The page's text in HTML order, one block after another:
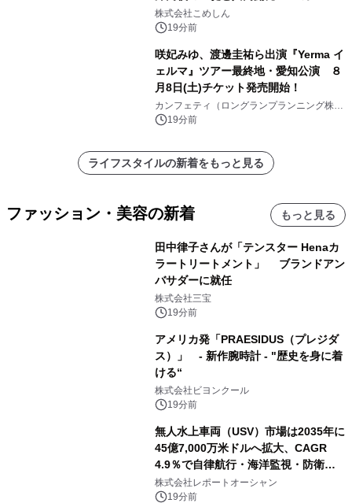
いかくんおむすび」発売
株式会社こめしん
19分前
咲妃みゆ、渡邊圭祐ら出演『Yerma イ
ェルマ』ツアー最終地・愛知公演 ８
月8日(土)チケット発売開始！
カンフェティ（ロングランプランニング株式
会社）
19分前
ライフスタイルの新着をもっと見る
ファッション・美容の新着 もっと見る
田中律子さんが「テンスター Henaカ
ラートリートメント」 ブランドアン
バサダーに就任
株式会社三宝
19分前
アメリカ発「PRAESIDUS（プレジダ
ス）」 - 新作腕時計 - "歴史を身に着
ける“
株式会社ビヨンクール
19分前
無人水上車両（USV）市場は2035年に
45億7,000万米ドルへ拡大、CAGR
4.9％で自律航行・海洋監視・防衛用
途の導入が加速
株式会社レポートオーシャン
19分前